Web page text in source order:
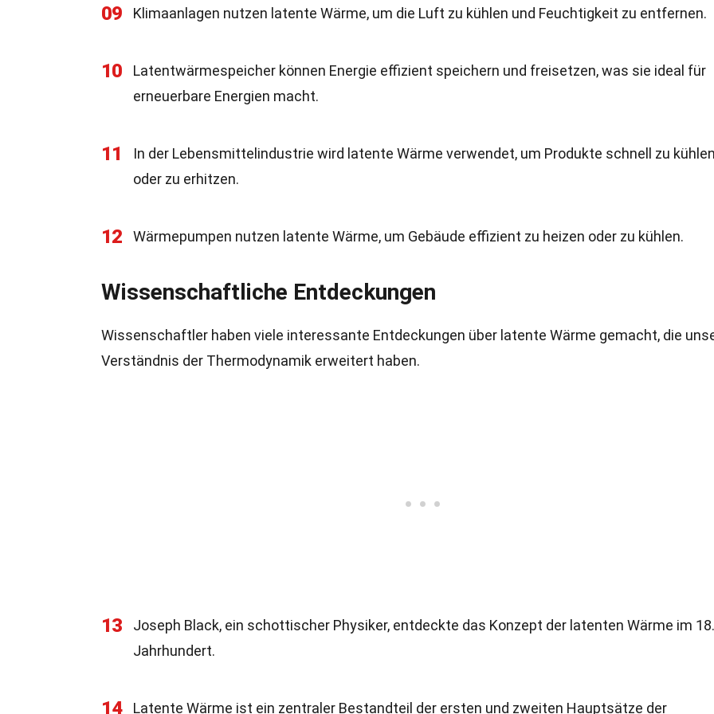
09 Klimaanlagen nutzen latente Wärme, um die Luft zu kühlen und Feuchtigkeit zu entfernen.
10
Latentwärmespeicher können Energie effizient speichern und freisetzen, was sie ideal für
erneuerbare Energien macht.
11
In der Lebensmittelindustrie wird latente Wärme verwendet, um Produkte schnell zu
oder zu erhitzen.
12 Wärmepumpen nutzen latente Wärme, um Gebäude effizient zu heizen oder zu kühlen.
Wissenschaftliche Entdeckungen
Wissenschaftler haben viele interessante Entdeckungen über latente Wärme gemacht, die
Verständnis der Thermodynamik erweitert haben.
13
Joseph Black, ein schottischer Physiker, entdeckte das Konzept der latenten Wärme im 18.
Jahrhundert.
14 Latente Wärme ist ein zentraler Bestandteil der ersten und zweiten Hauptsätze der